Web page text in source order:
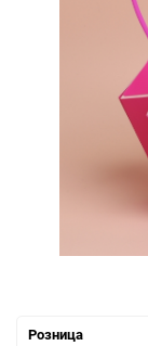
Розница